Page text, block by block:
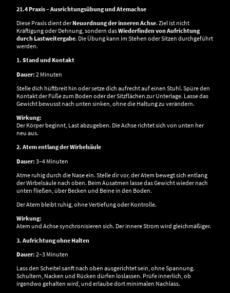
21.4 Praxis – Ausrichtungsübung und Atemachse
Diese Praxis dient derNeuordnung der inneren Achse. Ziel ist nicht
Kräftigung oder Dehnung, sondern dasWiederfinden von Aufrichtung
durch Lastweitergabe. Die Übung kann im Stehen oder Sitzen durchgeführt
werden.
1. Stand und Kontakt
Dauer: 2 Minuten
Stelle dich hüftbreit hin oder setze dich aufrecht auf einen Stuhl. Spüre den
Kontakt der Füße zum Boden oder der Sitzflächen zur Unterlage. Lasse das
Gewicht bewusst nach unten sinken, ohne die Haltung zu verändern.
Wirkung:
Der Körper beginnt, Last abzugeben. Die Achse richtet sich von unten her
neu aus.
2. Atem entlang der Wirbelsäule
Dauer: 3–4 Minuten
Atme ruhig durch die Nase ein. Stelle dir vor, der Atem bewegt sich entlang
der Wirbelsäule nach oben. Beim Ausatmen lasse das Gewicht wieder nach
unten fließen, über Becken und Beine in den Boden.
Der Atem bleibt ruhig, ohne Vertiefung oder Kontrolle.
Wirkung:
Atem und Achse synchronisieren sich. Der innere Strom wird gleichmäßiger.
3. Aufrichtung ohne Halten
Dauer: 2–3 Minuten
Lass den Scheitel sanft nach oben ausgerichtet sein, ohne Spannung.
Schultern, Nacken und Rücken dürfen loslassen. Prüfe innerlich, ob
irgendwo gehalten wird, und erlaube dort minimalen Nachlass.